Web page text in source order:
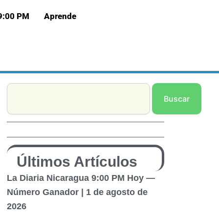
PM Aprende
Search
Buscar
Últimos Artículos
La Diaria Nicaragua 9:00 PM Hoy —
Número Ganador | 1 de agosto de
2026